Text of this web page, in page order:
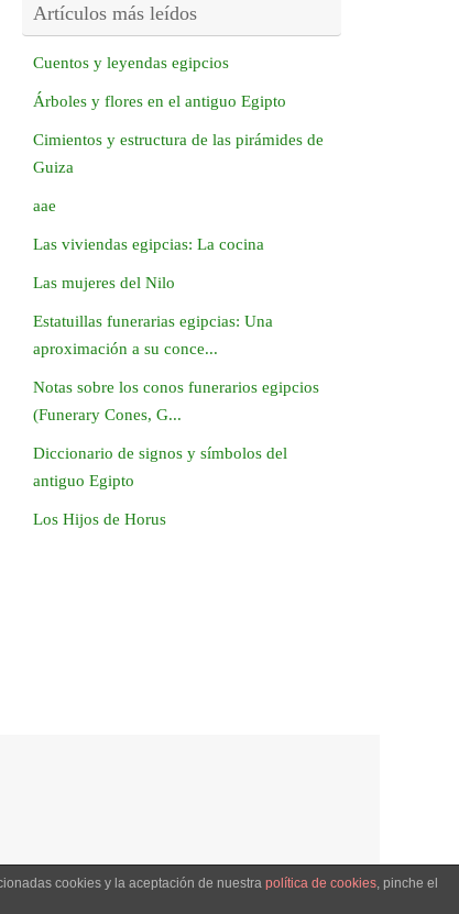
Artículos más leídos
Cuentos y leyendas egipcios
Árboles y flores en el antiguo Egipto
Cimientos y estructura de las pirámides de
Guiza
aae
Las viviendas egipcias: La cocina
Las mujeres del Nilo
Estatuillas funerarias egipcias: Una
aproximación a su conce...
Notas sobre los conos funerarios egipcios
(Funerary Cones, G...
Diccionario de signos y símbolos del
antiguo Egipto
Los Hijos de Horus
Creado con Tempera&WordPress.
cookies y la aceptación de nuestra política de cookies, pinche el